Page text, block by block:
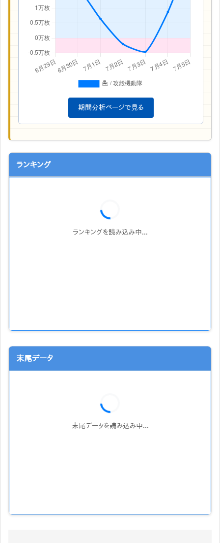
期間分析ページで見る
ランキング
ランキングを読み込み中...
末尾データ
末尾データを読み込み中...